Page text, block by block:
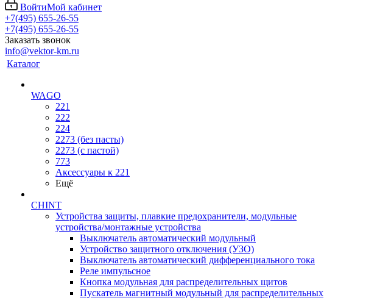
ВойтиМой кабинет
+7(495) 655-26-55
+7(495) 655-26-55
Заказать звонок
info@vektor-km.ru
Каталог
WAGO
221
222
224
2273 (без пасты)
2273 (с пастой)
773
Аксессуары к 221
Ещё
CHINT
Устройства защиты, плавкие предохранители, модульные
устройства/монтажные устройства
Выключатель автоматический модульный
Устройство защитного отключения (УЗО)
Выключатель автоматический дифференциального тока
Реле импульсное
Кнопка модульная для распределительных щитов
Пускатель магнитный модульный для распределительных